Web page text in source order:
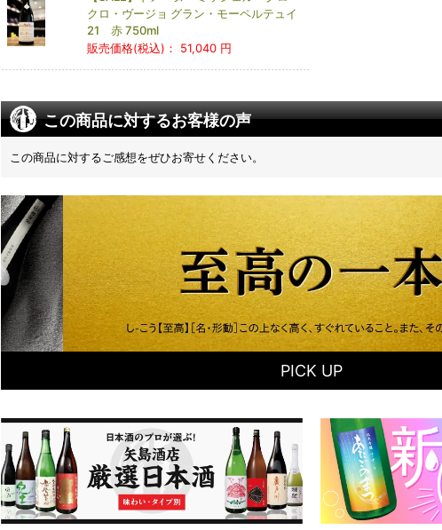
クロ・ヴージョ グラン・モーペルテュイ
21 赤 750ml
販売価格(税込)：
51,040 円
この商品に対するお客様の声
この商品に対するご感想をぜひお寄せください。
PICK UP